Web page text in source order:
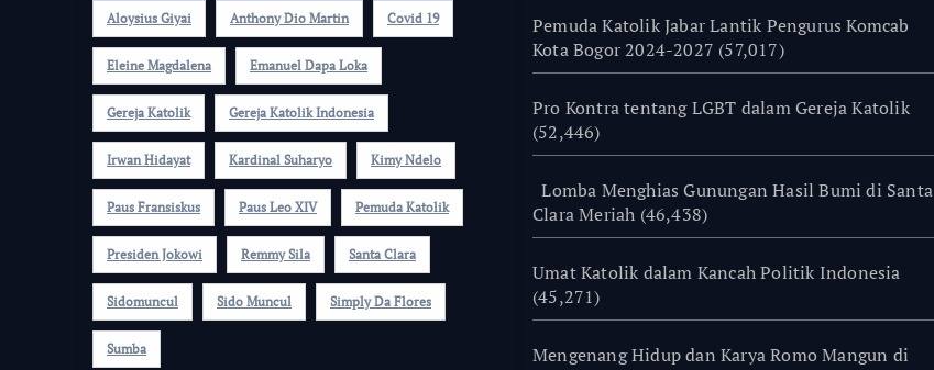
Aloysius Giyai Anthony Dio Martin Covid 19
Eleine Magdalena Emanuel Dapa Loka
Gereja Katolik Gereja Katolik Indonesia
Irwan Hidayat Kardinal Suharyo Kimy Ndelo
Paus Fransiskus Paus Leo XIV Pemuda Katolik
Presiden Jokowi Remmy Sila Santa Clara
Sidomuncul Sido Muncul Simply Da Flores
Sumba
Pemuda Katolik Jabar Lantik Pengurus Komcab
Kota Bogor 2024-2027 (57,017)
Pro Kontra tentang LGBT dalam Gereja Katolik
(52,446)
Lomba Menghias Gunungan Hasil Bumi di Santa
Clara Meriah (46,438)
Umat Katolik dalam Kancah Politik Indonesia
(45,271)
Mengenang Hidup dan Karya Romo Mangun di